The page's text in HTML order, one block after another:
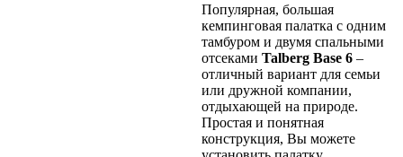
Популярная, большая
кемпинговая палатка с одним
тамбуром и двумя спальными
отсеками Talberg Base 6 –
отличный вариант для семьи
или дружной компании,
отдыхающей на природе.
Простая и понятная
конструкция, Вы можете